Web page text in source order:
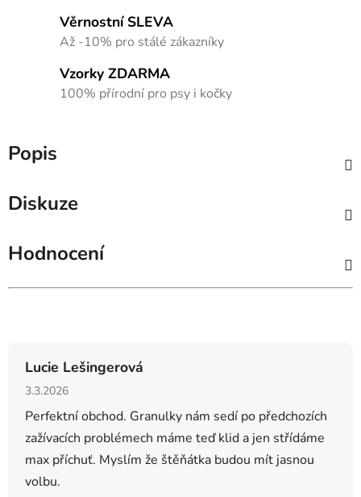
Věrnostní SLEVA
Až -10% pro stálé zákazníky
Vzorky ZDARMA
100% přírodní pro psy i kočky
Popis
Diskuze
Hodnocení
Lucie Lešingerová
Hodnocení obchodu je 5 z 5 hvězdiček.
3.3.2026
Perfektní obchod. Granulky nám sedí po předchozích
zažívacích problémech máme teď klid a jen střídáme
max příchuť. Myslím že štěňátka budou mít jasnou
volbu.